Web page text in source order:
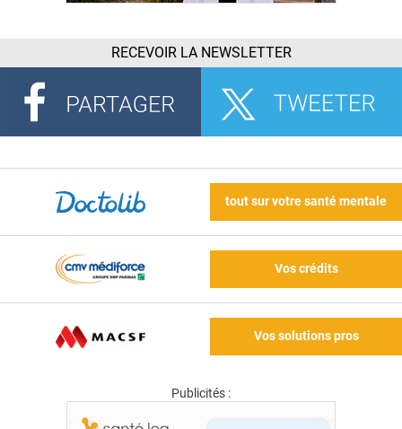
RECEVOIR LA NEWSLETTER
tout sur votre santé mentale
Vos crédits
Vos solutions pros
Publicités :